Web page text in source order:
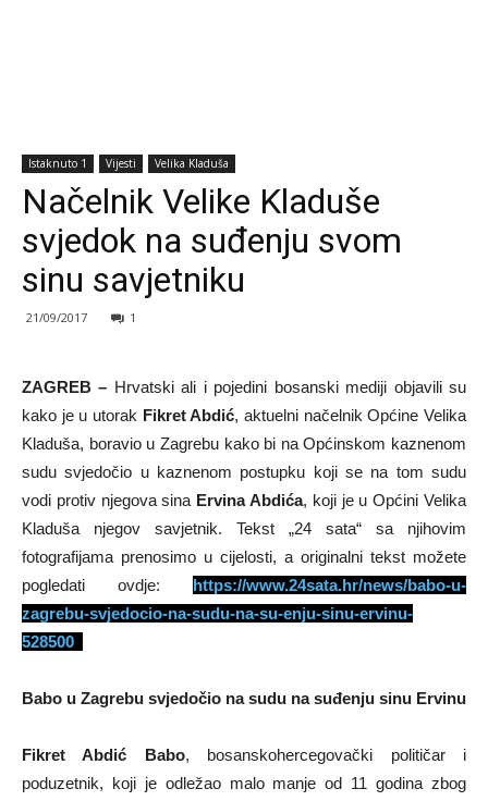
Istaknuto 1 Vijesti Velika Kladuša
Načelnik Velike Kladuše
svjedok na suđenju svom
sinu savjetniku
21/09/2017 1
ZAGREB – Hrvatski ali i pojedini bosanski mediji objavili su
kako je u utorak Fikret Abdić, aktuelni načelnik Općine Velika
Kladuša, boravio u Zagrebu kako bi na Općinskom kaznenom
sudu svjedočio u kaznenom postupku koji se na tom sudu
vodi protiv njegova sina Ervina Abdića, koji je u Općini Velika
Kladuša njegov savjetnik. Tekst „24 sata“ sa njihovim
fotografijama prenosimo u cijelosti, a originalni tekst možete
pogledati ovdje: https://www.24sata.hr/news/babo-u-
zagrebu-svjedocio-na-sudu-na-su-enju-sinu-ervinu-
528500
Babo u Zagrebu svjedočio na sudu na suđenju sinu Ervinu
Fikret Abdić Babo, bosanskohercegovački političar i
poduzetnik, koji je odležao malo manje od 11 godina zbog